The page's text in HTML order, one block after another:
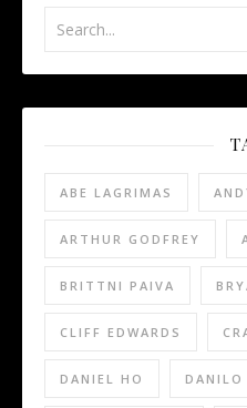
ABE LAGRIMAS
ARTHUR GODFREY
BRITTNI PAIVA
CLIFF EDWARDS
DANIEL HO DANILO